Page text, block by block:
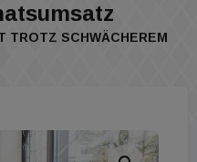
TROTZ SCHWÄCHEREM